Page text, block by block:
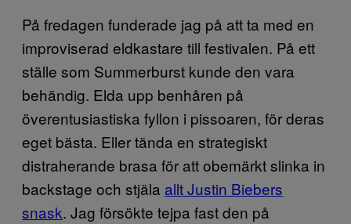
På fredagen funderade jag på att ta med en
improviserad eldkastare till festivalen. På ett
ställe som Summerburst kunde den vara
behändig. Elda upp benhåren på
överentusiastiska fyllon i pissoaren, för deras
eget bästa. Eller tända en strategiskt
distraherande brasa för att obemärkt slinka in
backstage och stjäla allt Justin Biebers
snask. Jag försökte tejpa fast den på